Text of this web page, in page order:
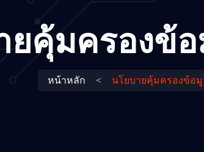
ยคุ้มครองข้
หน้าหลัก < นโยบายคุ้มครองข้อ